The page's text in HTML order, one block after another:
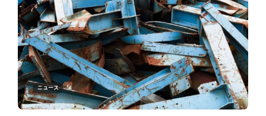
ニュース